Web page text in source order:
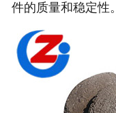
件的质量和稳定性。